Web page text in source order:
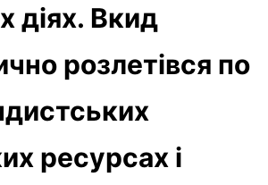
діях. Вкид
розлетівся по
ресурсах і